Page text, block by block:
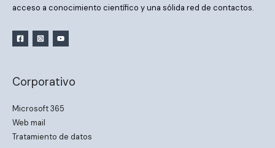
acceso a conocimiento científico y una sólida red de contactos.
Corporativo
Microsoft 365
Web mail
Tratamiento de datos